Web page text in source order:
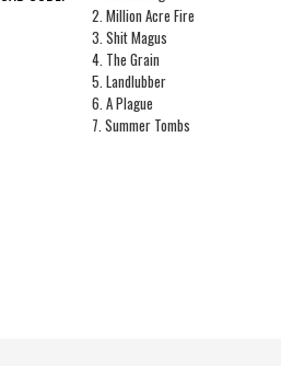
2. Million Acre Fire
3. Shit Magus
4. The Grain
5. Landlubber
6. A Plague
7. Summer Tombs